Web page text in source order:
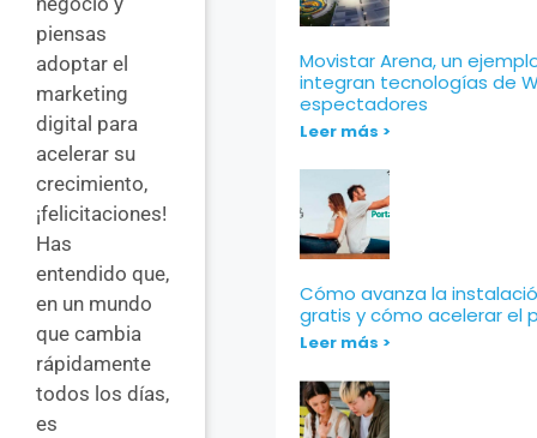
piensas
adoptar el
marketing
digital para
acelerar su
crecimiento,
¡felicitaciones!
Has
entendido que,
en un mundo
que cambia
rápidamente
todos los días,
es
Movistar Arena, un
integran tecnologías de
espectadores
Leer más >
Cómo avanza la
gratis y cómo acelerar el
Leer más >